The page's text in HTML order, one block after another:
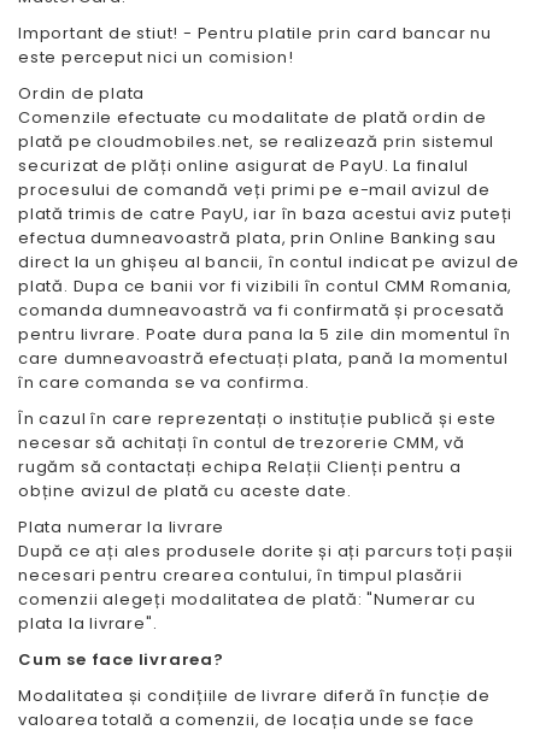
Important de stiut! - Pentru platile prin card bancar nu
este perceput nici un comision!
Ordin de plata
Comenzile efectuate cu modalitate de plată ordin de
plată pe cloudmobiles.net, se realizează prin sistemul
securizat de plăți online asigurat de PayU. La finalul
procesului de comandă veți primi pe e-mail avizul de
plată trimis de catre PayU, iar în baza acestui aviz puteți
efectua dumneavoastră plata, prin Online Banking sau
direct la un ghișeu al bancii, în contul indicat pe avizul de
plată. Dupa ce banii vor fi vizibili în contul CMM Romania,
comanda dumneavoastră va fi confirmată și procesată
pentru livrare. Poate dura pana la 5 zile din momentul în
care dumneavoastră efectuați plata, pană la momentul
în care comanda se va confirma.
În cazul în care reprezentați o instituție publică și este
necesar să achitați în contul de trezorerie CMM, vă
rugăm să contactați echipa Relații Clienți pentru a
obține avizul de plată cu aceste date.
Plata numerar la livrare
După ce ați ales produsele dorite și ați parcurs toți pașii
necesari pentru crearea contului, în timpul plasării
comenzii alegeți modalitatea de plată: "Numerar cu
plata la livrare".
Cum se face livrarea?
Modalitatea și condițiile de livrare diferă în funcție de
valoarea totală a comenzii, de locația unde se face